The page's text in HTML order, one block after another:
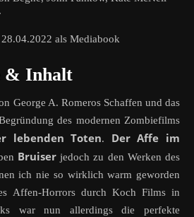
als Mediabook
& Inhalt
George A. Romeros Schaffen und das
des modernen Zombiefilms
lebenden Toten. Der Affe im
Bruiserjedoch zu den Werken des
ich nie so wirklich warm geworden
Affen-Horrors durch Koch Films in
war nun allerdings die perfekte